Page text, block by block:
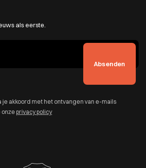
als eerste.
je akkoord met het ontvangen van e-mails
onze privacy policy